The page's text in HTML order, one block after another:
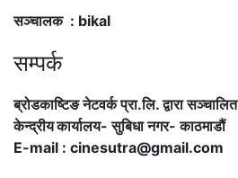
सञ्चालक : bikal
सम्पर्क
ब्रोडकाष्टिङ नेटवर्क प्रा.लि. द्वारा सञ्चालित
केन्द्रीय कार्यालय-सुबिधा नगर- काठमाडौं
E-mail : cinesutra@gmail.com